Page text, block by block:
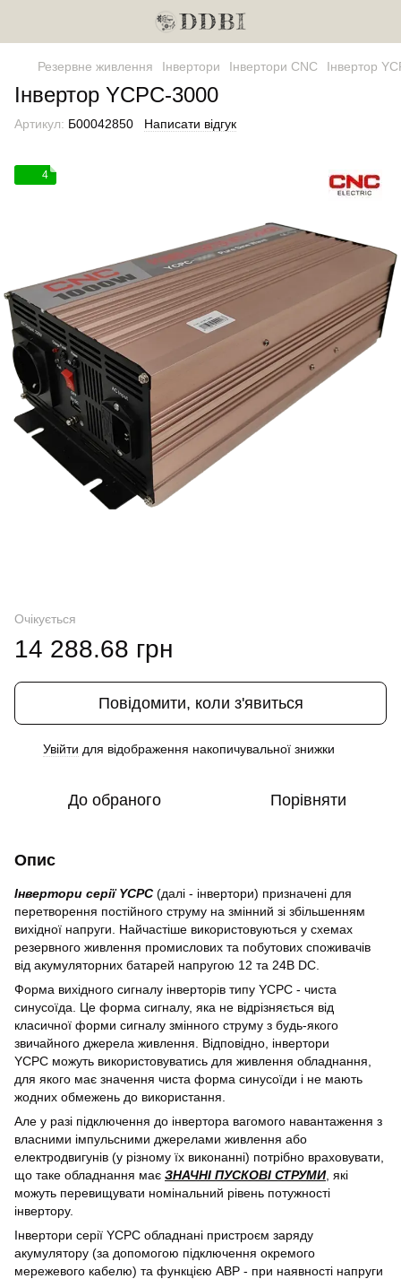
Резервне живлення Інвертори Інвертори CNC Інвертор
Інвертор YCPC-3000
Артикул: Б00042850 Написати відгук
4
Очікується
14 288.68 грн
Повідомити, коли з'явиться
Увійти для відображення накопичувальної знижки
До обраного Порівняти
Опис
Інвертори серії YCPC(далі - інвертори) призначені для
перетворення постійного струму на змінний зі збільшенням
вихідної напруги. Найчастіше використовуються у схемах
резервного живлення промислових та побутових споживачів
від акумуляторних батарей напругою 12 та 24В DC.
Форма вихідного сигналу інверторів типу YCPC - чиста
синусоїда. Це форма сигналу, яка не відрізняється від
класичної форми сигналу змінного струму з будь-якого
звичайного джерела живлення. Відповідно, інвертори
YCPC можуть використовуватись для живлення обладнання,
для якого має значення чиста форма синусоїди і не мають
жодних обмежень до використання.
Але у разі підключення до інвертора вагомого навантаження з
власними імпульсними джерелами живлення або
електродвигунів (у різному їх виконанні) потрібно враховувати,
що таке обладнання має ЗНАЧНІ ПУСКОВІ СТРУМИ, які
можуть перевищувати номінальний рівень потужності
інвертору.
Інвертори серії YCPC обладнані пристроєм заряду
акумулятору (за допомогою підключення окремого
мережевого кабелю) та функцією АВР - при наявності напруги